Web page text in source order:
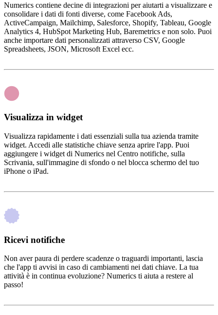
Numerics contiene decine di integrazioni per aiutarti a visualizzare e
consolidare i dati di fonti diverse, come Facebook Ads,
ActiveCampaign, Mailchimp, Salesforce, Shopify, Tableau, Google
Analytics 4, HubSpot Marketing Hub, Baremetrics e non solo. Puoi
anche importare dati personalizzati attraverso CSV, Google
Spreadsheets, JSON, Microsoft Excel ecc.
Visualizza in widget
Visualizza rapidamente i dati essenziali sulla tua azienda tramite
widget. Accedi alle statistiche chiave senza aprire l'app. Puoi
aggiungere i widget di Numerics nel Centro notifiche, sulla
Scrivania, sull'immagine di sfondo o nel blocca schermo del tuo
iPhone o iPad.
Ricevi notifiche
Non aver paura di perdere scadenze o traguardi importanti, lascia
che l'app ti avvisi in caso di cambiamenti nei dati chiave. La tua
attività è in continua evoluzione? Numerics ti aiuta a restere al
passo!